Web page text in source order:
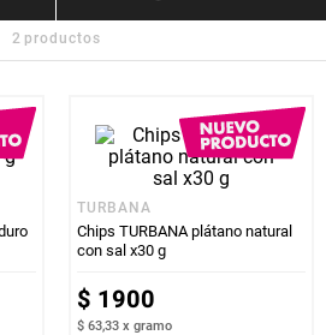
2 productos
TURBANA
Chips TURBANA plátano natural
con sal x30 g
$ 1900
$ 63,33 x gramo